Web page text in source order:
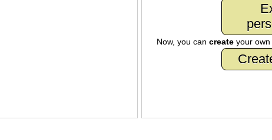
Now, you can createyour own